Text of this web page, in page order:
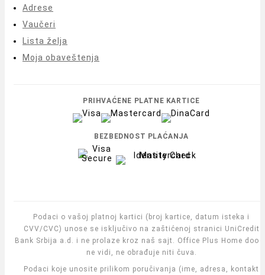
Adrese
Vaučeri
Lista želja
Moja obaveštenja
PRIHVAĆENE PLATNE KARTICE
BEZBEDNOST PLAĆANJA
Podaci o vašoj platnoj kartici (broj kartice, datum isteka i
CVV/CVC) unose se isključivo na zaštićenoj stranici UniCredit
Bank Srbija a.d. i ne prolaze kroz naš sajt. Office Plus Home doo
ne vidi, ne obrađuje niti čuva.
Podaci koje unosite prilikom poručivanja (ime, adresa, kontakt